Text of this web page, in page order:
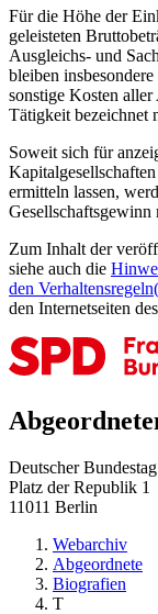
Für die Höhe der
geleisteten
Ausgleichs- und
bleiben
sonstige Kosten
Tätigkeit bezeichnet
Soweit sich für
ermitteln lassen,
Zum Inhalt der
siehe auch die
den Verhaltensregeln
den Internetseiten
Deutscher Bundestag
Platz der Republik 1
11011 Berlin
Webarchiv
Abgeordnete
Biografien
T